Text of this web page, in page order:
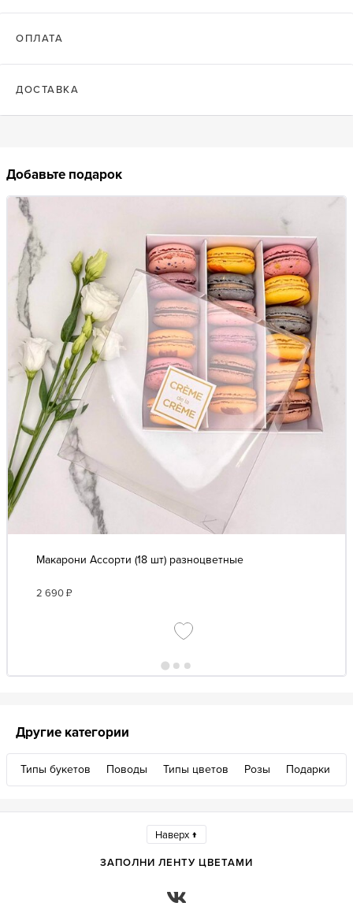
ОПЛАТА
ДОСТАВКА
Добавьте подарок
Макарони Ассорти (18 шт) разноцветные
2 690₽
Другие категории
Типы букетов Поводы Типы цветов Розы Подарки
ЗАПОЛНИ ЛЕНТУ ЦВЕТАМИ
Наверх ↑